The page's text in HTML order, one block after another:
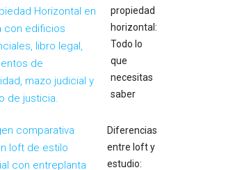
propiedad
horizontal:
Todo lo
que
necesitas
saber
Diferencias
entre loft y
estudio: